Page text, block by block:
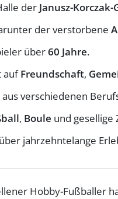
der Janusz-
der verstorbene
über60 Jahre.
aufFreundschaft,
verschiedenen
, Boule und
jahrzehntelange
Hobby-Fußballer